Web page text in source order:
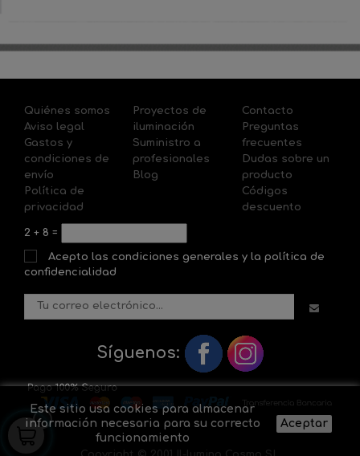
Quiénes somos
Aviso legal
Gastos y
condiciones de
envío
Política de
privacidad
Proyectos de
iluminación
Suministro a
profesionales
Blog
Contacto
Preguntas
frecuentes
Dudas sobre un
producto
Códigos
descuento
2 + 8 =
Acepto las condiciones generales y la política de
confidencialidad
Síguenos:
Este sitio usa cookies para almacenar
información necesaria para su correcto
funcionamiento
Aceptar